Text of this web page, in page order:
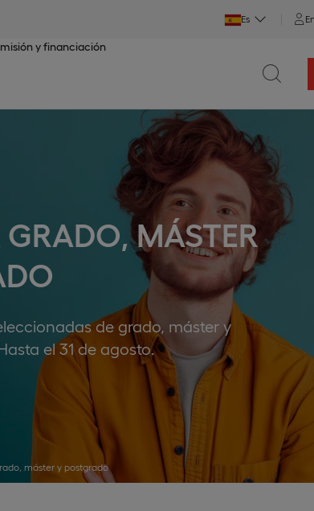
Es
y financiación
MÁSTER
de grado, máster y
el 31 de agosto.
máster y postgrado